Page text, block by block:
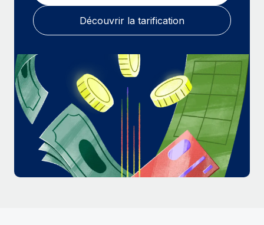
En savoir plus
Découvrir la tarification